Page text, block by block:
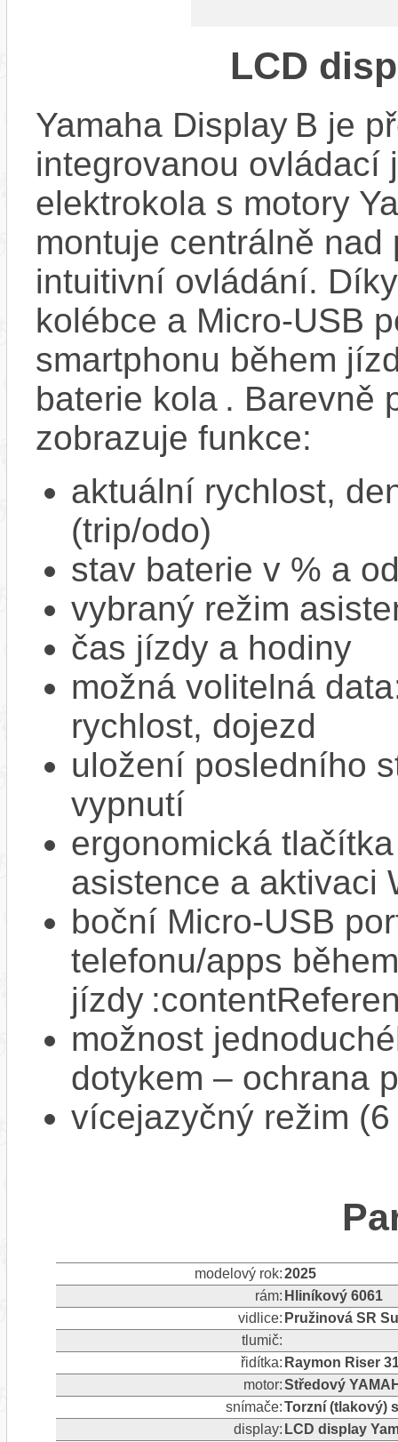
LCD
Yamaha Display B je
integrovanou ovládací
elektrokola s motory
montuje centrálně
intuitivní ovládání.
kolébce a Micro‑USB
smartphonu během
baterie kola . Barevně
zobrazuje funkce:
aktuální rychlost,
(trip/odo)
stav baterie v % a
vybraný režim
čas jízdy a hodiny
možná volitelná
rychlost, dojezd
uložení posledního
vypnutí
ergonomická
asistence a aktivaci
boční Micro‑USB
telefonu/apps během
jízdy
možnost
dotykem – ochrana
vícejazyčný režim
modelový rok:2025
rám: Hliníkový 6061
vidlice: Pružinová SR
tlumič:
řidítka: Raymon Riser
motor:Středový
snímače:Torzní (tlakový)
display: LCD display